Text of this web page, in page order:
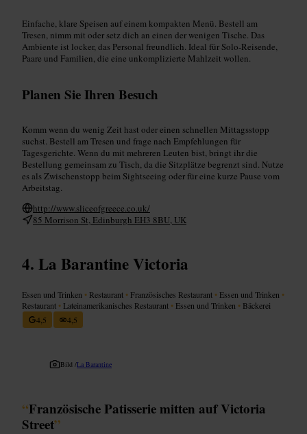
Einfache, klare Speisen auf einem kompakten Menü. Bestell am
Tresen, nimm mit oder setz dich an einen der wenigen Tische. Das
Ambiente ist locker, das Personal freundlich. Ideal für Solo-Reisende,
Paare und Familien, die eine unkomplizierte Mahlzeit wollen.
Planen Sie Ihren Besuch
Komm wenn du wenig Zeit hast oder einen schnellen Mittagsstopp
suchst. Bestell am Tresen und frage nach Empfehlungen für
Tagesgerichte. Wenn du mit mehreren Leuten bist, bringt ihr die
Bestellung gemeinsam zu Tisch, da die Sitzplätze begrenzt sind. Nutze
es als Zwischenstopp beim Sightseeing oder für eine kurze Pause vom
Arbeitstag.
http://www.sliceofgreece.co.uk/
85 Morrison St, Edinburgh EH3 8BU, UK
La Barantine Victoria
Essen und Trinken • Restaurant • Französisches Restaurant • Essen und Trinken •
Restaurant • Lateinamerikanisches Restaurant • Essen und Trinken • Bäckerei
4,5
4,5
Bild /La Barantine
“Französische Patisserie mitten auf Victoria
Street”